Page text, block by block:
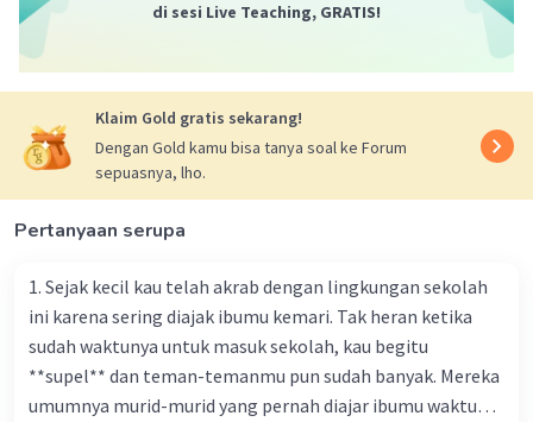
di sesi Live Teaching, GRATIS!
Klaim Gold gratis sekarang!
Dengan Gold kamu bisa tanya soal ke Forum
sepuasnya, lho.
Pertanyaan serupa
1. Sejak kecil kau telah akrab dengan lingkungan sekolah
ini karena sering diajak ibumu kemari. Tak heran ketika
sudah waktunya untuk masuk sekolah, kau begitu
**supel** dan teman-temanmu pun sudah banyak. Mereka
umumnya murid-murid yang pernah diajar ibumu waktu